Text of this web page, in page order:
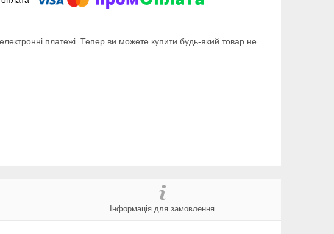
платежі. Тепер ви можете купити будь-який товар не
Інформація для замовлення